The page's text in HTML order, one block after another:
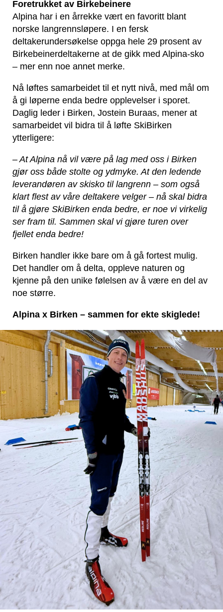
Foretrukket av Birkebeinere
Alpina har i en årrekke vært en favoritt blant
norske langrennsløpere. I en fersk
deltakerundersøkelse oppga hele 29 prosent av
Birkebeinerdeltakerne at de gikk med Alpina-sko
– mer enn noe annet merke.
Nå løftes samarbeidet til et nytt nivå, med mål om
å gi løperne enda bedre opplevelser i sporet.
Daglig leder i Birken, Jostein Buraas, mener at
samarbeidet vil bidra til å løfte SkiBirken
ytterligere:
– At Alpina nå vil være på lag med oss i Birken
gjør oss både stolte og ydmyke. At den ledende
leverandøren av skisko til langrenn – som også
klart flest av våre deltakere velger – nå skal bidra
til å gjøre SkiBirken enda bedre, er noe vi virkelig
ser fram til. Sammen skal vi gjøre turen over
fjellet enda bedre!
Birken handler ikke bare om å gå fortest mulig.
Det handler om å delta, oppleve naturen og
kjenne på den unike følelsen av å være en del av
noe større.
Alpina x Birken – sammen for ekte skiglede!